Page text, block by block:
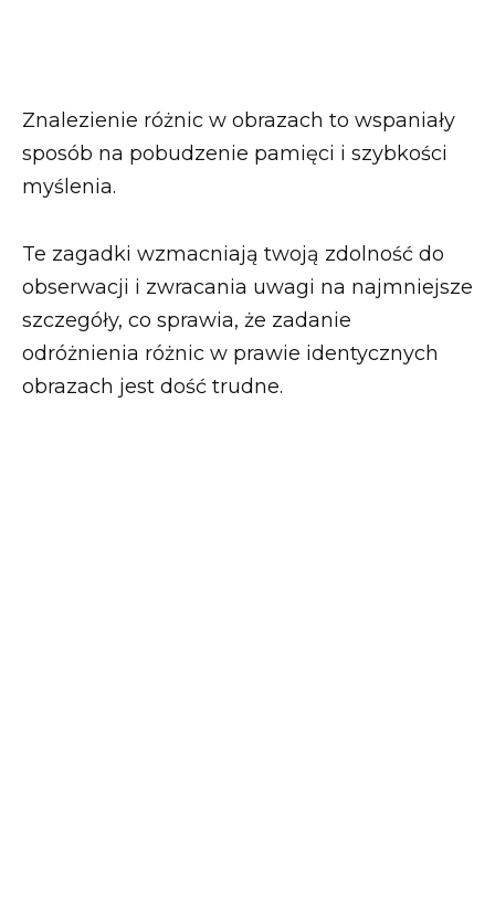
Znalezienie różnic w obrazach to wspaniały
sposób na pobudzenie pamięci i szybkości
myślenia.
Te zagadki wzmacniają twoją zdolność do
obserwacji i zwracania uwagi na najmniejsze
szczegóły, co sprawia, że zadanie
odróżnienia różnic w prawie identycznych
obrazach jest dość trudne.